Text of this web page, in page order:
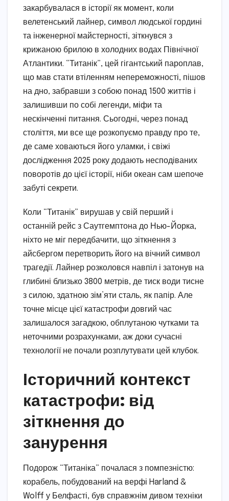
закарбувалася в історії як момент, коли
велетенський лайнер, символ людської гордині
та інженерної майстерності, зіткнувся з
крижаною брилою в холодних водах Північної
Атлантики. “Титанік”, цей гігантський пароплав,
що мав стати втіленням непереможності, пішов
на дно, забравши з собою понад 1500 життів і
залишивши по собі легенди, міфи та
нескінченні питання. Сьогодні, через понад
століття, ми все ще розкопуємо правду про те,
де саме ховаються його уламки, і свіжі
дослідження 2025 року додають несподіваних
поворотів до цієї історії, ніби океан сам шепоче
забуті секрети.
Коли “Титанік” вирушав у свій перший і
останній рейс з Саутгемптона до Нью-Йорка,
ніхто не міг передбачити, що зіткнення з
айсбергом перетворить його на вічний символ
трагедії. Лайнер розколовся навпіл і затонув на
глибині близько 3800 метрів, де тиск води тисне
з силою, здатною зім’яти сталь, як папір. Але
точне місце цієї катастрофи довгий час
залишалося загадкою, обплутаною чутками та
неточними розрахунками, аж доки сучасні
технології не почали розплутувати цей клубок.
Історичний контекст
катастрофи: від
зіткнення до
занурення
Подорож “Титаніка” почалася з помпезністю:
корабель, побудований на верфі Harland &
Wolff у Белфасті, був справжнім дивом техніки